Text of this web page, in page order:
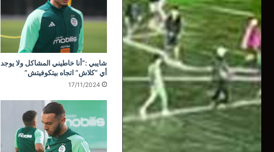
شايبي :”أنا خاطيني المشاكل ولا يوجد
أي “كلاش” اتجاه بيتكوفيتش”
17/11/2024